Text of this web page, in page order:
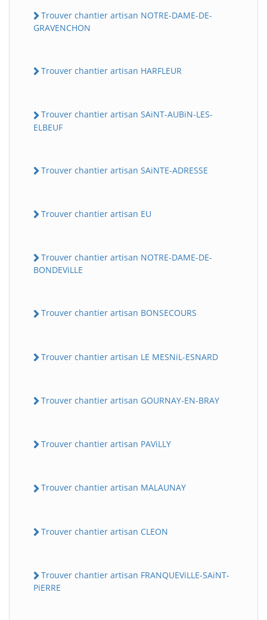
Trouver chantier artisan NOTRE-DAME-DE-
GRAVENCHON
Trouver chantier artisan HARFLEUR
Trouver chantier artisan SAiNT-AUBiN-LES-
ELBEUF
Trouver chantier artisan SAiNTE-ADRESSE
Trouver chantier artisan EU
Trouver chantier artisan NOTRE-DAME-DE-
BONDEViLLE
Trouver chantier artisan BONSECOURS
Trouver chantier artisan LE MESNiL-ESNARD
Trouver chantier artisan GOURNAY-EN-BRAY
Trouver chantier artisan PAViLLY
Trouver chantier artisan MALAUNAY
Trouver chantier artisan CLEON
Trouver chantier artisan FRANQUEViLLE-SAiNT-
PiERRE